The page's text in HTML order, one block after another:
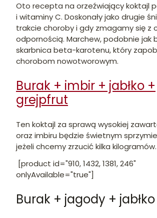
Oto recepta na orzeźwiający koktajl
i witaminy C. Doskonały jako drugie
trakcie choroby i gdy zmagamy się z
odpornością. Marchew, podobnie jak
skarbnica beta-karotenu, który
chorobom nowotworowym.
Burak + imbir + jabłko +
grejpfrut
Ten koktajl za sprawą wysokiej
oraz imbiru będzie świetnym
jeżeli chcemy zrzucić kilka kilogramów.
[product id="910, 1432, 1381, 246"
onlyAvailable="true"]
Burak + jagody + jabłko